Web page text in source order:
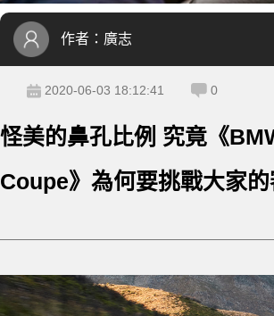
作者： 廣志
2020-06-03 18:12:41 0
怪美的鼻孔比例 究竟《
Coupe》為何要挑戰大家的